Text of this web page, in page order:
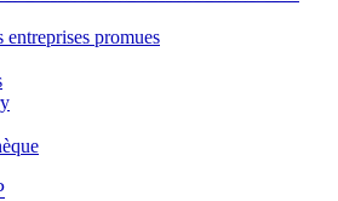
entreprises promues